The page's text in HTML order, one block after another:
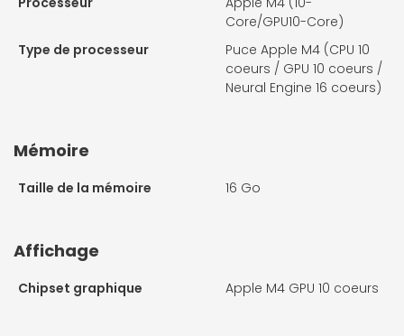
Core/GPU10-Core)
Type de processeur
Puce Apple M4 (CPU 10
coeurs / GPU 10 coeurs /
Neural Engine 16 coeurs)
Mémoire
Taille de la mémoire 16 Go
Affichage
Chipset graphique Apple M4 GPU 10 coeurs